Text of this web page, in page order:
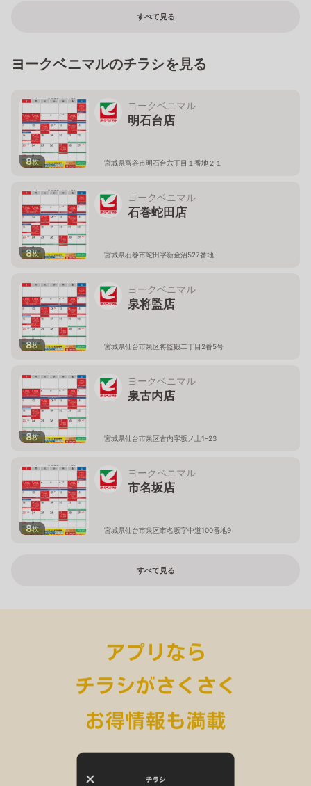
すべて見る
ヨークベニマルのチラシを見る
8枚
ヨークベニマル
明石台店
宮城県富谷市明石台六丁目１番地２１
8枚
ヨークベニマル
石巻蛇田店
宮城県石巻市蛇田字新金沼527番地
8枚
ヨークベニマル
泉将監店
宮城県仙台市泉区将監殿二丁目2番5号
8枚
ヨークベニマル
泉古内店
宮城県仙台市泉区古内字坂ノ上1-23
8枚
ヨークベニマル
市名坂店
宮城県仙台市泉区市名坂字中道100番地9
すべて見る